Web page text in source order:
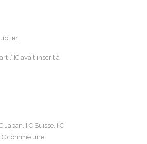
l’IIC avait inscrit à
IIC Suisse, IIC
comme une